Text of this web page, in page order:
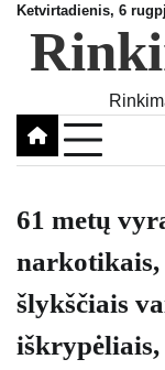
Skip
content
Ketvirtadienis, 6
61 metų
šlykščiais
iškrypėliais,